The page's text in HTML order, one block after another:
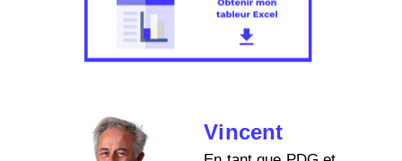
Vincent